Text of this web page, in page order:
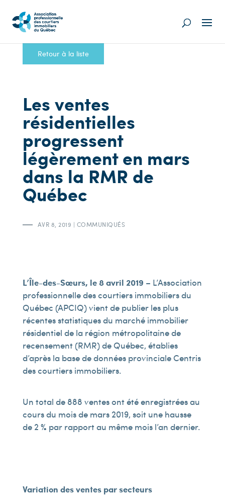
Retour à la liste
Les ventes
résidentielles
progressent
légèrement en mars
dans la RMR de
Québec
AVR 8, 2019 | COMMUNIQUÉS
L’Île-des-Sœurs, le 8 avril 2019 – L’Association
professionnelle des courtiers immobiliers du
Québec (APCIQ) vient de publier les plus
récentes statistiques du marché immobilier
résidentiel de la région métropolitaine de
recensement (RMR) de Québec, établies
d’après la base de données provinciale Centris
des courtiers immobiliers.
Un total de 888 ventes ont été enregistrées au
cours du mois de mars 2019, soit une hausse
de 2 % par rapport au même mois l’an dernier.
Variation des ventes par secteurs